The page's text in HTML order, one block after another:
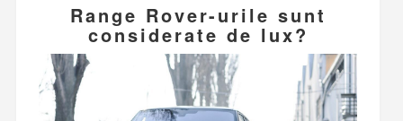
Range Rover-urile sunt
considerate de lux?